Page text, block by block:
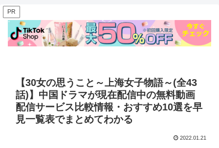
PR
【30女の思うこと～上海女子物語～(全43
話)】中国ドラマが現在配信中の無料動画
配信サービス比較情報・おすすめ10選を早
見一覧表でまとめてわかる
2022.01.21